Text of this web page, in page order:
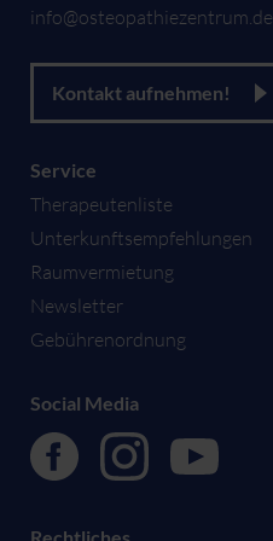
info@osteopathiezentrum.de
Kontakt aufnehmen!
Service
Therapeutenliste
Unterkunftsempfehlungen
Raumvermietung
Newsletter
Gebührenordnung
Social Media